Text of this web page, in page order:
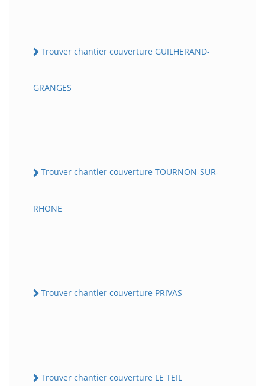
Trouver chantier couverture GUILHERAND-
GRANGES
Trouver chantier couverture TOURNON-SUR-
RHONE
Trouver chantier couverture PRIVAS
Trouver chantier couverture LE TEIL